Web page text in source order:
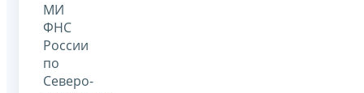
МИ
ФНС
России
по
Северо-